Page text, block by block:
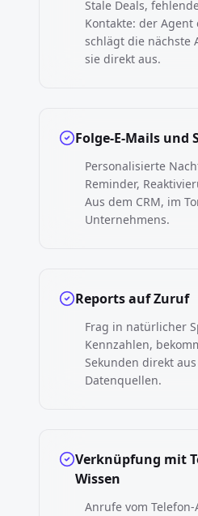
Stale Deals,
Kontakte: der
schlägt die nächste
sie direkt aus.
Folge-E-Mails und
Personalisierte
Reminder,
Aus dem CRM, im
Unternehmens.
Reports auf Zuruf
Frag in natürlicher
Kennzahlen,
Sekunden direkt
Datenquellen.
Verknüpfung mit
Wissen
Anrufe vom